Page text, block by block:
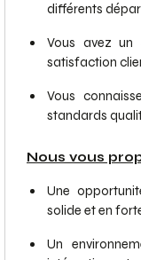
différents
Vous avez
satisfaction
Vous
standards
Nous vous
Une
solide et en
Un